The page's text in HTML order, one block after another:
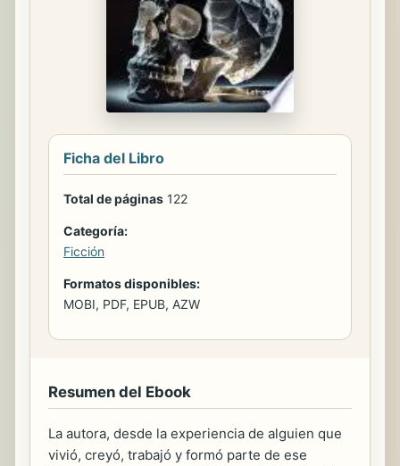
Ficha del Libro
Total de páginas 122
Categoría:
Ficción
Formatos disponibles:
MOBI, PDF, EPUB, AZW
Resumen del Ebook
La autora, desde la experiencia de alguien que
vivió, creyó, trabajó y formó parte de ese